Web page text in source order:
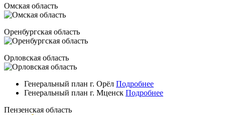
Омская область
Оренбургская область
Орловская область
Генеральный план г. Орёл Подробнее
Генеральный план г. Мценск Подробнее
Пензенская область